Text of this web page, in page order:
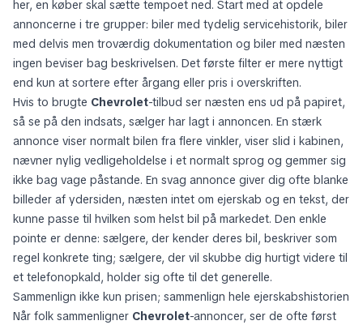
formuleringer som "velholdt" eller "kører perfekt". Det er netop
her, en køber skal sætte tempoet ned. Start med at opdele
annoncerne i tre grupper: biler med tydelig servicehistorik, biler
med delvis men troværdig dokumentation og biler med næsten
ingen beviser bag beskrivelsen. Det første filter er mere nyttigt
end kun at sortere efter årgang eller pris i overskriften.
Hvis to brugteChevrolet-tilbud ser næsten ens ud på papiret,
så se på den indsats, sælger har lagt i annoncen. En stærk
annonce viser normalt bilen fra flere vinkler, viser slid i kabinen,
nævner nylig vedligeholdelse i et normalt sprog og gemmer sig
ikke bag vage påstande. En svag annonce giver dig ofte blanke
billeder af ydersiden, næsten intet om ejerskab og en tekst, der
kunne passe til hvilken som helst bil på markedet. Den enkle
pointe er denne: sælgere, der kender deres bil, beskriver som
regel konkrete ting; sælgere, der vil skubbe dig hurtigt videre til
et telefonopkald, holder sig ofte til det generelle.